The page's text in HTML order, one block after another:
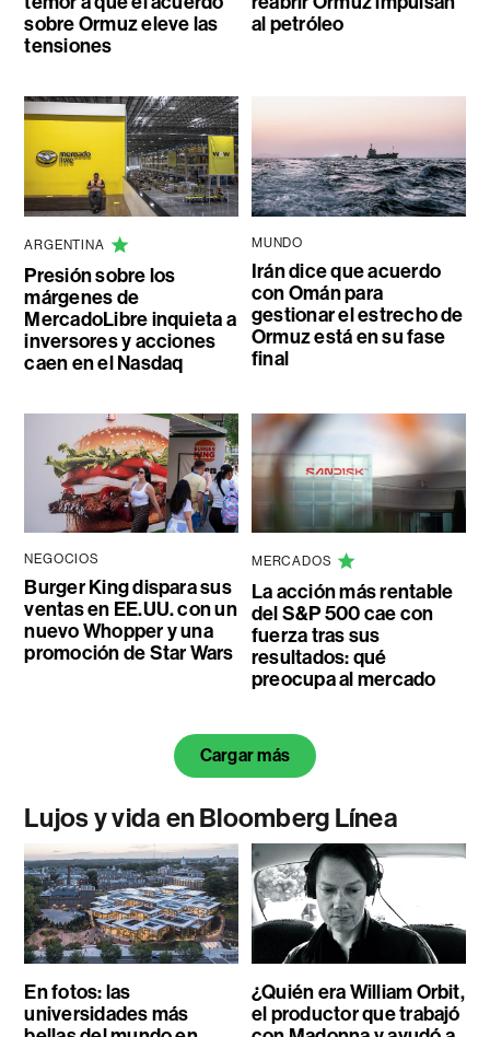
sobre Ormuz eleve las
tensiones
al petróleo
ARGENTINA
Presión sobre los
márgenes de
MercadoLibre inquieta a
inversores y acciones
caen en el Nasdaq
MUNDO
Irán dice que acuerdo
con Omán para
gestionar el estrecho de
Ormuz está en su fase
final
NEGOCIOS
Burger King dispara sus
ventas en EE.UU. con un
nuevo Whopper y una
promoción de Star Wars
MERCADOS
La acción más rentable
del S&P 500 cae con
fuerza tras sus
resultados: qué
preocupa al mercado
Cargar más
Lujos y vida en Bloomberg Línea
En fotos: las
universidades más
¿Quién era William Orbit,
el productor que trabajó